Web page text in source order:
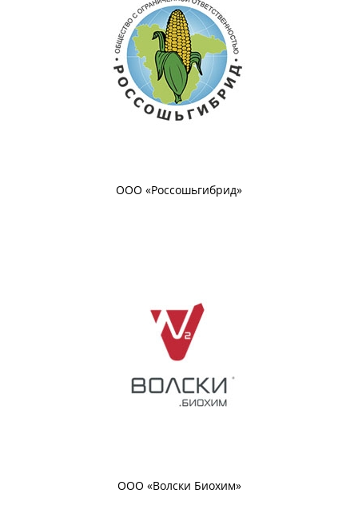
ООО «Россошьгибрид»
ООО «Волски Биохим»